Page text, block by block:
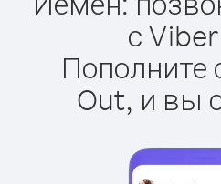
с
Пополните
Out, и вы